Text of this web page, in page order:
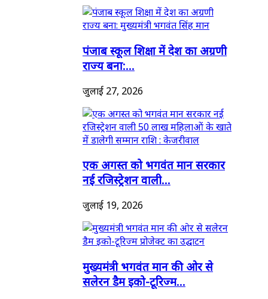
पंजाब स्कूल शिक्षा में देश का अग्रणी
राज्य बना:...
जुलाई 27, 2026
एक अगस्त को भगवंत मान सरकार
नई रजिस्ट्रेशन वाली...
जुलाई 19, 2026
मुख्यमंत्री भगवंत मान की ओर से
सलेरन डैम इको-टूरिज्म...